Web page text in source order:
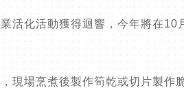
活化活動獲得迴響，今年將在10
現場烹煮後製作筍乾或切片製作